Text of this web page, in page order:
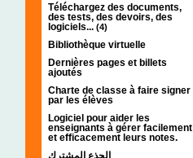
Téléchargez des documents,
des tests, des devoirs, des
logiciels... (4)
Bibliothèque virtuelle
Dernières pages et billets
ajoutés
Charte de classe à faire signer
par les élèves
Logiciel pour aider les
enseignants à gérer facilement
et efficacement leurs notes.
الجذع المشترك